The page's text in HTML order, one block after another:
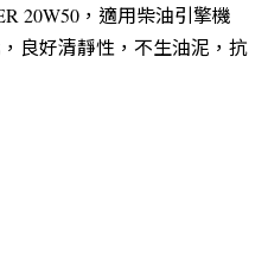
20W50，適用柴油引擎機
良好清靜性，不生油泥，抗